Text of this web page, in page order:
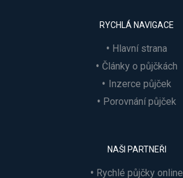
RYCHLÁ NAVIGACE
Hlavní strana
Články o půjčkách
Inzerce půjček
Porovnání půjček
NAŠI PARTNEŘI
Rychlé půjčky online